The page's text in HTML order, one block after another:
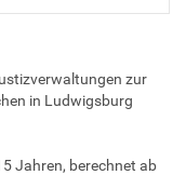
zur
in Ludwigsburg
Jahren, berechnet ab